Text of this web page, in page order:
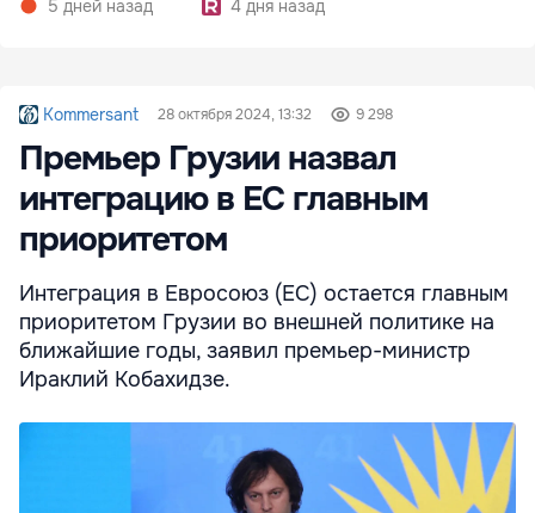
5 дней назад
4 дня назад
Kommersant 28 октября 2024, 13:32 9 298
Премьер Грузии назвал
интеграцию в ЕС главным
приоритетом
Интеграция в Евросоюз (ЕС) остается главным
приоритетом Грузии во внешней политике на
ближайшие годы, заявил премьер-министр
Ираклий Кобахидзе.